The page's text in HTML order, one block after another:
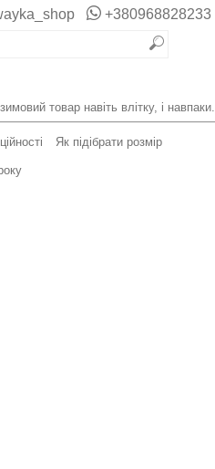
+380968828233
товар навіть влітку, і навпаки.
Як підібрати розмір